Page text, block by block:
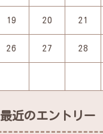
19 20 21
26 27 28
最近のエントリー